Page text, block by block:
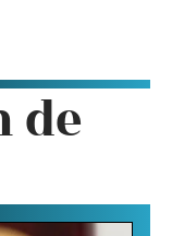
de